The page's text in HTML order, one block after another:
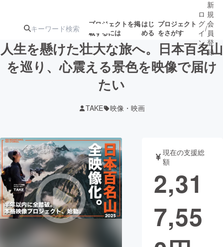
プロジェクトを掲
載するには
はじ
める
プロジェクト
をさがす
注目の新着プロ募集終了が近いプ
テクノロジー・ガジェット
映像・映画 書籍・雑誌
ビジネス・起業 チャレンジ
ロ
グ
イ
ン
/
新
規
会
員
登
録
人生を懸けた壮大な旅へ。日本百名山
を巡り、心震える景色を映像で届け
たい
TAKE 映像・映画
現在の支援総
額
2,31
7,55